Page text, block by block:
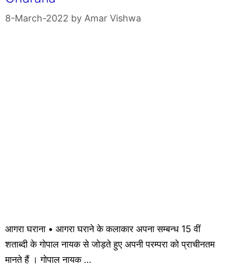
8-March-2022 by Amar Vishwa
आगरा घराना • आगरा घराने के कलाकार अपना सम्बन्ध 15 वीं
शताब्दी के गोपाल नायक से जोड़ते हुए अपनी परम्परा को प्राचीनतम
मानते हैं । गोपाल नायक …